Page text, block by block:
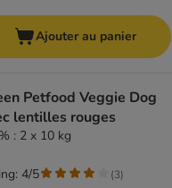
Ajouter au panier
Petfood Veggie Dog
lentilles rouges
: 2 x 10 kg
4/5 (3)